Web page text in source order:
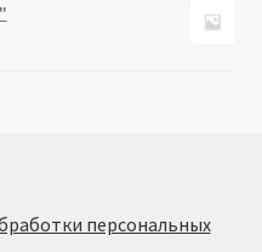
персональных